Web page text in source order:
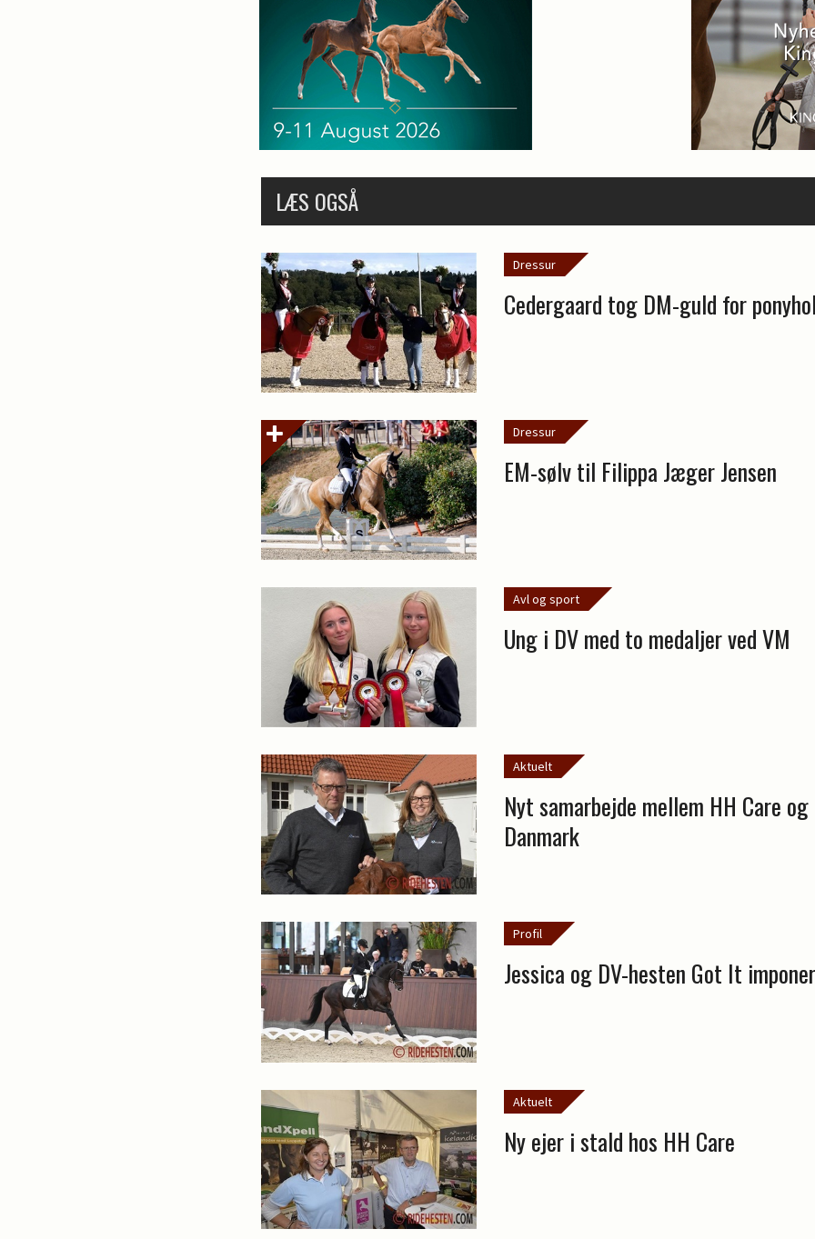
LÆS OGSÅ
Dressur
Cedergaard tog DM-guld for
Dressur
EM-sølv til Filippa Jæger Jensen
Avl og sport
Ung i DV med to medaljer ved VM
Aktuelt
Nyt samarbejde mellem HH Care og
Danmark
Profil
Jessica og DV-hesten Got It
Aktuelt
Ny ejer i stald hos HH Care